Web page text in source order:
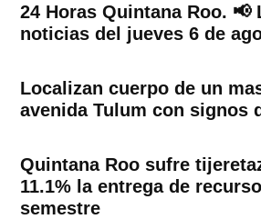
24 Horas Quintana Roo. 📢
noticias del jueves 6 de
Localizan cuerpo de un
avenida Tulum con signos
Quintana Roo sufre
11.1% la entrega de
semestre